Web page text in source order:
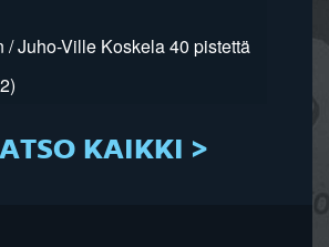
/ Juho-Ville Koskela 40 pistettä
KAIKKI >